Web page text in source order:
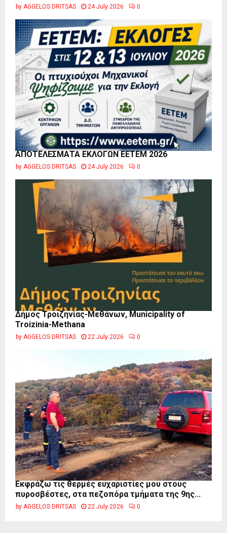
by AGGELOS DRITSAS 24 July 2026 0
ΑΠΟΤΕΛΕΣΜΑΤΑ ΕΚΛΟΓΩΝ ΕΕΤΕΜ 2026
by AGGELOS DRITSAS 24 July 2026 0
Δήμος Τροιζηνίας-Μεθάνων, Municipality of
Troizinia-Methana
by AGGELOS DRITSAS 22 July 2026 0
Εκφράζω τις θερμές ευχαριστίες μου στους
πυροσβέστες, στα πεζοπόρα τμήματα της 9ης...
by AGGELOS DRITSAS 22 July 2026 0